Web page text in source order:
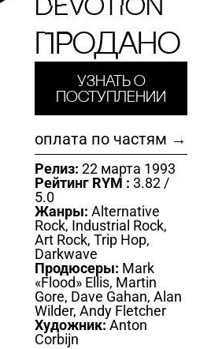
DEVOTION
Продано
Узнать о
поступлении
оплата по частям →
Релиз: 22 марта 1993
Рейтинг RYM : 3.82 /
5.0
Жанры: Alternative
Rock, Industrial Rock,
Art Rock, Trip Hop,
Darkwave
Продюсеры: Mark
«Flood» Ellis, Martin
Gore, Dave Gahan, Alan
Wilder, Andy Fletcher
Художник: Anton
Corbijn